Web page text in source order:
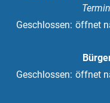
Klicken, um weitere
Geschlossen: öffnet
Klicken, um weitere
Geschlossen: öffnet